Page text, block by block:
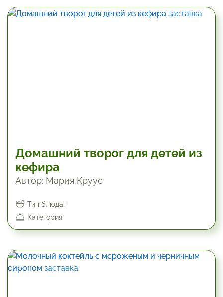
Домашний творог для детей из
кефира
Автор: Мария Круус
Тип блюда:
Категория: